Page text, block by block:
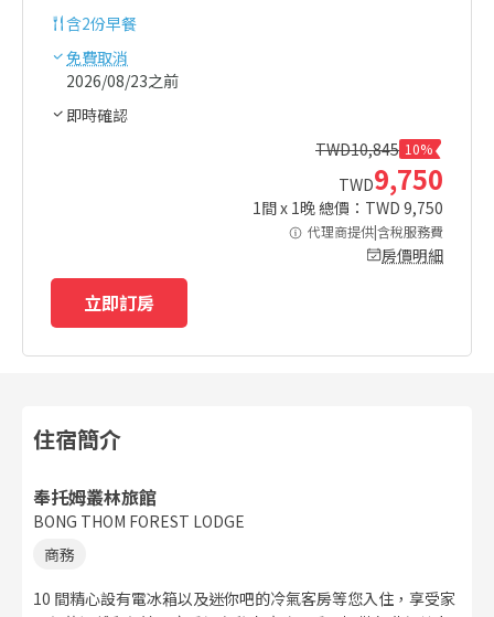
含2份早餐
免費取消
2026/08/23之前
即時確認
TWD10,845 10%
TWD9,750
1間 x 1晚 總價：TWD 9,750
代理商提供|含稅服務費
房價明細
立即訂房
住宿簡介
奉托姆叢林旅館
BONG THOM FOREST LODGE
商務
10 間精心設有電冰箱以及迷你吧的冷氣客房等您入住，享受家